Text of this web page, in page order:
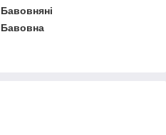
Бавовняні
Бавовна